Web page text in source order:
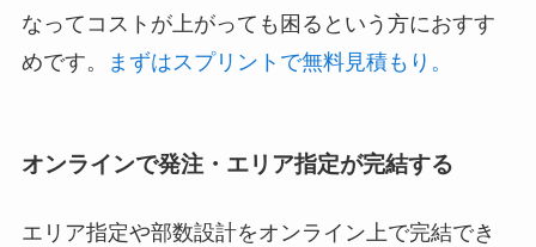
なってコストが上がっても困るという方におすす
めです。
まずはスプリントで無料見積もり。
オンラインで発注・エリア指定が完結する
エリア指定や部数設計をオンライン上で完結でき